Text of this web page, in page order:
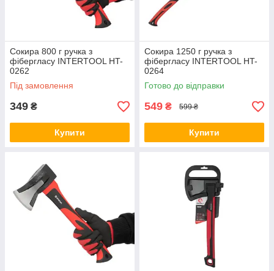
Сокира 800 г ручка з
фібергласу INTERTOOL HT-
0262
Під замовлення
349 ₴
Купити
Сокира 1250 г ручка з
фібергласу INTERTOOL HT-
0264
Готово до відправки
549 ₴ 599 ₴
Купити